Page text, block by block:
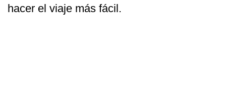
hacer el viaje más fácil.